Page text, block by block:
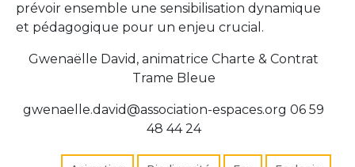
prévoir ensemble une sensibilisation dynamique
et pédagogique pour un enjeu crucial.
Gwenaëlle David, animatrice Charte & Contrat
Trame Bleue
gwenaelle.david@association-espaces.org 06 59
48 44 24